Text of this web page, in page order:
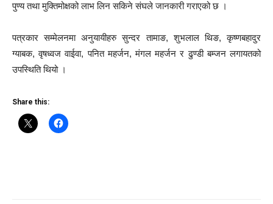
पुण्य तथा मुक्तिमोक्षको लाभ लिन सकिने संघले जानकारी गराएको छ ।
पत्रकार सम्मेलनमा अनुयायीहरु सुन्दर तामाङ, शुभलाल थिङ, कृष्णबहादुर
ग्याबक, वृषध्वज वाईवा, पनित महर्जन, मंगल महर्जन र ढुण्डी बम्जन लगायतको
उपस्थिति थियो ।
Share this: